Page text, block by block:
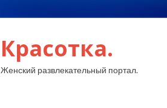
Красотка.
Женский развлекательный портал.